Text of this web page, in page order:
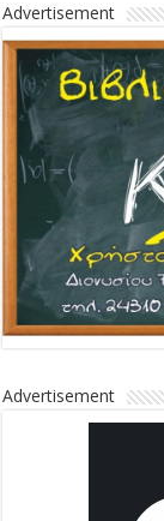
Advertisement
Advertisement